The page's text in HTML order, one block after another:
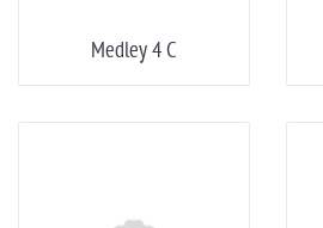
Medley 4 C